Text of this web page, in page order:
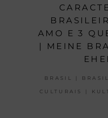
AMO E 3
| MEINE
BRASIL |
CULTURAIS |